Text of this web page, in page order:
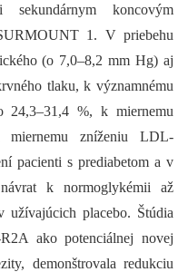
koncovým
1. V priebehu
(o 7,0–8,2 mm Hg) aj
tlaku, k významnému
24,3–31,4 %, k miernemu
miernemu zníženiu LDL-
pacienti s prediabetom a v
k normoglykémii až
placebo. Štúdia
ako potenciálnej novej
demonštrovala redukciu